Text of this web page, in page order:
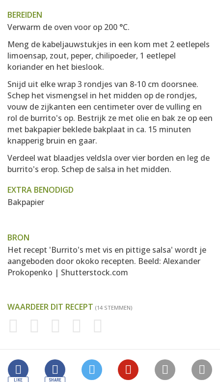
BEREIDEN
Verwarm de oven voor op 200 °C.
Meng de kabeljauwstukjes in een kom met 2 eetlepels
limoensap, zout, peper, chilipoeder, 1 eetlepel
koriander en het bieslook.
Snijd uit elke wrap 3 rondjes van 8-10 cm doorsnee.
Schep het vismengsel in het midden op de rondjes,
vouw de zijkanten een centimeter over de vulling en
rol de burrito's op. Bestrijk ze met olie en bak ze op een
met bakpapier beklede bakplaat in ca. 15 minuten
knapperig bruin en gaar.
Verdeel wat blaadjes veldsla over vier borden en leg de
burrito's erop. Schep de salsa in het midden.
EXTRA BENODIGD
Bakpapier
BRON
Het recept 'Burrito's met vis en pittige salsa' wordt je
aangeboden door okoko recepten. Beeld: Alexander
Prokopenko | Shutterstock.com
WAARDEER DIT RECEPT (14 STEMMEN)